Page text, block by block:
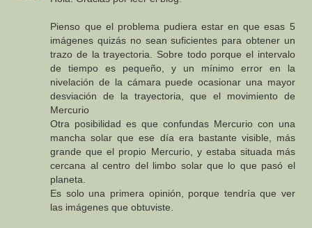
Pienso que el problema pudiera estar en que esas 5
imágenes quizás no sean suficientes para obtener un
trazo de la trayectoria. Sobre todo porque el intervalo
de tiempo es pequeño, y un mínimo error en la
nivelación de la cámara puede ocasionar una mayor
desviación de la trayectoria, que el movimiento de
Mercurio
Otra posibilidad es que confundas Mercurio con una
mancha solar que ese día era bastante visible, más
grande que el propio Mercurio, y estaba situada más
cercana al centro del limbo solar que lo que pasó el
planeta.
Es solo una primera opinión, porque tendría que ver
las imágenes que obtuviste.